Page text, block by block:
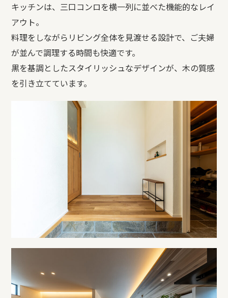
キッチンは、三口コンロを横一列に並べた機能的なレイ
アウト。
料理をしながらリビング全体を見渡せる設計で、ご夫婦
が並んで調理する時間も快適です。
黒を基調としたスタイリッシュなデザインが、木の質感
を引き立てています。